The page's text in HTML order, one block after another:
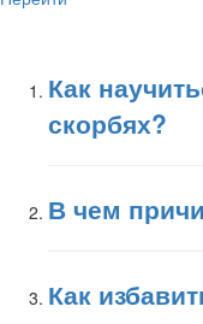
Как
скорбях?
В чем
Как